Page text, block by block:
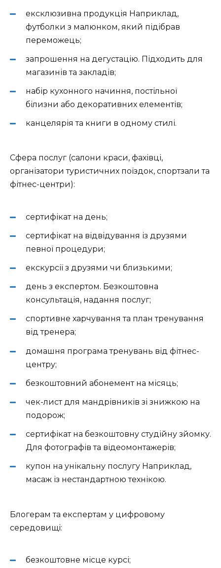
ексклюзивна продукція Наприклад,
футболки з малюнком, який підібрав
переможець;
запрошення на дегустацію. Підходить для
магазинів та закладів;
набір кухонного начиння, постільної
білизни або декоративних елементів;
канцелярія та книги в одному стилі.
Сфера послуг (салони краси, фахівці,
організатори туристичних поїздок, спортзали та
фітнес-центри):
сертифікат на день;
сертифікат на відвідування із друзями
певної процедури;
екскурсії з друзями чи близькими;
день з експертом. Безкоштовна
консультація, надання послуг;
спортивне харчування та план тренування
від тренера;
домашня програма тренувань від фітнес-
центру;
безкоштовний абонемент на місяць;
чек-лист для мандрівників зі знижкою на
подорож;
сертифікат на безкоштовну студійну зйомку.
Для фотографів та відеомонтажерів;
купон на унікальну послугу Наприклад,
масаж із нестандартною технікою.
Блогерам та експертам у цифровому
середовищі:
безкоштовне місце курсі;